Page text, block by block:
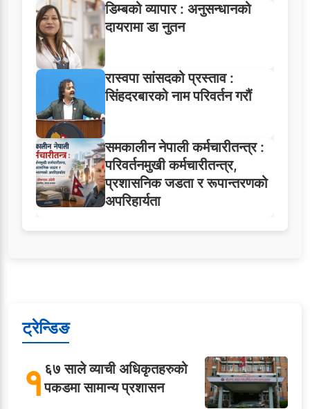
डिम्बको व्यापार : अनुसन्धानको
दायरामा डा नुतन
रास्वपा सांसदको प्रस्ताव :
सिंहदरबारको नाम परिवर्तन गरौं
समकालीन नेपाली कर्मचारीतन्त्र :
परिवर्तनमुखी कर्मचारीतन्त्र,
प्रशासनिक जडता र रूपान्तरणको
अपरिहार्यता
ट्रेन्डिङ
१६७ साले व्याची अधिकृतहरुको
पकडमा सामान्य प्रशासन